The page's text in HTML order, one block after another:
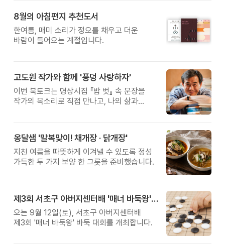
8월의 아침편지 추천도서
한여름, 매미 소리가 정오를 채우고 더운
바람이 들어오는 계절입니다.
고도원 작가와 함께 '풍덩 사랑하자'
이번 북토크는 명상시집 『밥 벗』 속 문장을
작가의 목소리로 직접 만나고, 나의 삶과
옹달샘 '말복맞이! 채개장 · 닭개장'
지친 여름을 따뜻하게 이겨낼 수 있도록 정성
가득한 두 가지 보양 한 그릇을 준비했습니다.
제3회 서초구 아버지센터배 '매너 바둑왕' 대회
오는 9월 12일(토), 서초구 아버지센터배
제3회 '매너 바둑왕' 바둑 대회를 개최합니다.